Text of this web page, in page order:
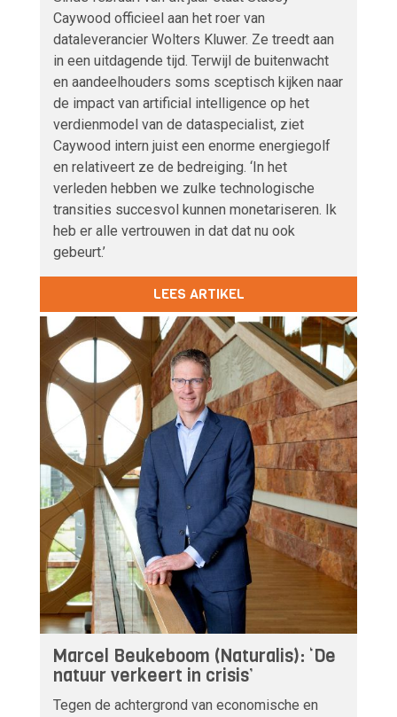
Caywood officieel aan het roer van
dataleverancier Wolters Kluwer. Ze treedt aan
in een uitdagende tijd. Terwijl de buitenwacht
en aandeelhouders soms sceptisch kijken naar
de impact van artificial intelligence op het
verdienmodel van de dataspecialist, ziet
Caywood intern juist een enorme energiegolf
en relativeert ze de bedreiging. ‘In het
verleden hebben we zulke technologische
transities succesvol kunnen monetariseren. Ik
heb er alle vertrouwen in dat dat nu ook
gebeurt.’
LEES ARTIKEL
Marcel Beukeboom (Naturalis): ‘De
natuur verkeert in crisis’
Tegen de achtergrond van economische en